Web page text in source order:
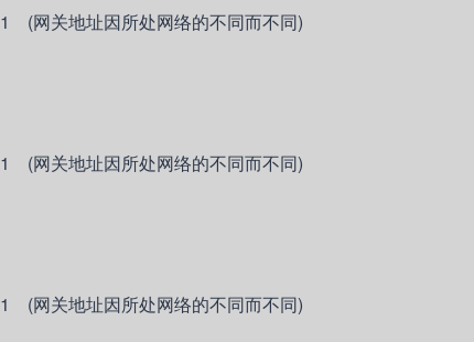
(网关地址因所处网络的不同而不同)
(网关地址因所处网络的不同而不同)
(网关地址因所处网络的不同而不同)